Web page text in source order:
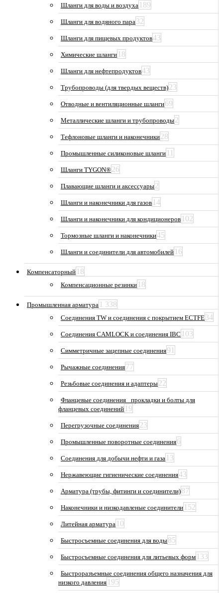
Шланги для воды и воздуха 189
Шланги для водяного пара32
Шланги для пищевых продуктов43
Химические шланги 18
Шланги для нефтепродуктов43
Трубопроводы (для твердых веществ)23
Отводные и вентиляционные шланги69
Металлические шланги и трубопроводы2
Тефлоновые шланги и наконечники28
Промышленные силиконовые шланги 11
Шланги TYGON®26
Плавающие шланги и аксессуары2
Шланги и наконечники для газов 14
Шланги и наконечники для кондиционеров 102
Тормозные шланги и наконечники45
Шланги и соединители для автомобилей 16
Компенсаторный 18
Компенсационные резинки 18
Промышленная арматура 1 338
Соединения TW и соединения с покрытием ECTFE34
Соединения CAMLOCK и соединения IBC 103
Симметричные зацепные соединения91
Рычажные соединения77
Резьбовые соединения и адаптеры22
Фланцевые соединения_ прокладки и болты для
фланцевых соединений 19
Перегрузочные соединения23
Промышленные поворотные соединения6
Соединения для добычи нефти и газа 13
Нержавеющие гигиенические соединения43
Арматура (трубы, фитинги и соединители)87
Наконечники и низкодавленые соединители 152
Литейная арматура 10
Быстросъемные соединения для воды85
Быстросъемные соединения для литьевых форм 133
Быстроразъемные соединения общего назначения для
низкого давления 195